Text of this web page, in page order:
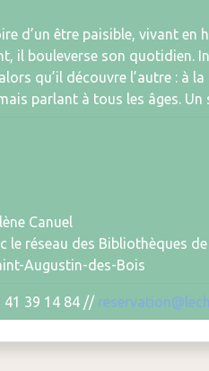
d’un être paisible, vivant
il bouleverse son quotidien.
qu’il découvre l’autre :
parlant à tous les âges.
Canuel
réseau des Bibliothèques de
Augustin-des-Bois
41 39 14 84 //